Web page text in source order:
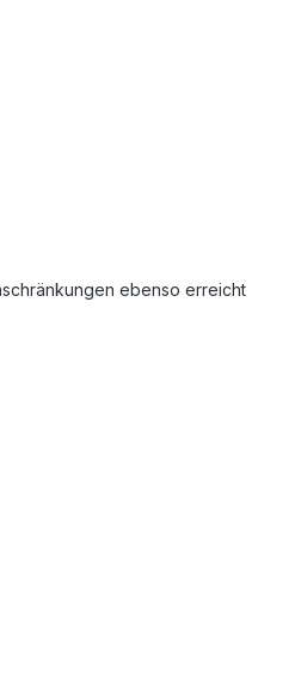
ebenso erreicht